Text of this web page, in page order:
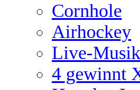
Cornhole
Airhockey
Live-Musik
4 gewinnt